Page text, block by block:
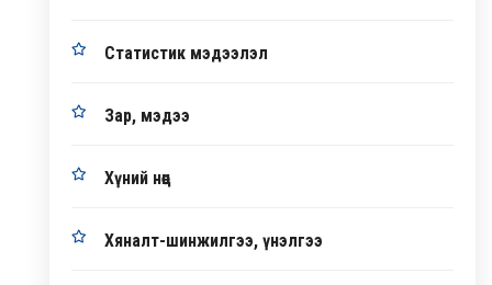
Статистик мэдээлэл
Зар, мэдээ
Хүний нөөц
Хяналт-шинжилгээ, үнэлгээ